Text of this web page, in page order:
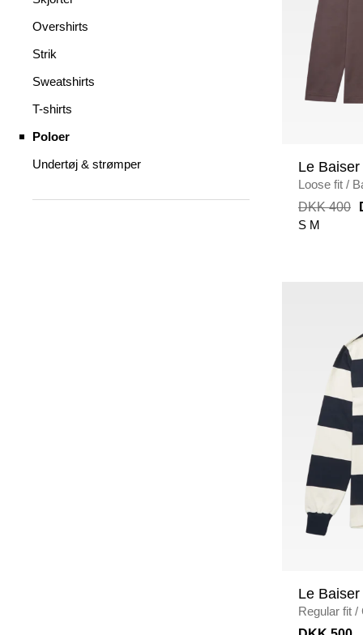
Overshirts
Strik
Sweatshirts
T-shirts
Poloer
Undertøj & strømper
Le Baiser
Loose fit /
DKK 400
S M
Le Baiser
Regular fit /
NAVY/ECRU